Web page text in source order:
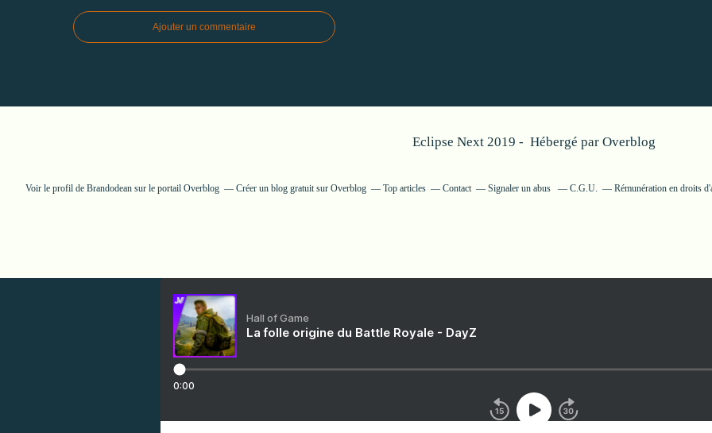
Ajouter un commentaire
Eclipse Next 2019 - Hébergé par Overblog
Voir le profil de Brandodean sur le portail Overblog Créer un blog gratuit sur Overblog Top articles Contact Signaler un abus C.G.U. Rémunération en droits
Hall of Game
La folle origine du Battle Royale - DayZ
0:00